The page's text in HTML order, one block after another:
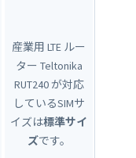
産業用 LTE ルー
ター Teltonika
RUT240 が対応
しているSIMサ
イズは標準サイ
ズです。